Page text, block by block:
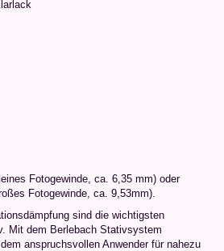
Fotogewinde, ca. 6,35 mm) oder
Fotogewinde, ca. 9,53mm).
sind die wichtigsten
Mit dem Berlebach Stativsystem
anspruchsvollen Anwender für nahezu